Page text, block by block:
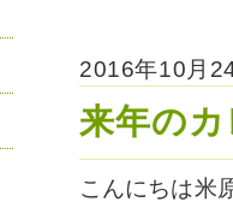
2016年10月
来年の
こんにちは米